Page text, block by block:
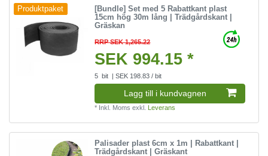
Produktpaket
[Bundle] Set med 5 Rabattkant plast
15cm hög 30m lång | Trädgårdskant |
Gräskan
RRP SEK 1,265.22
SEK 994.15 *
5 bit | SEK 198.83 / bit
Lagg till i kundvagnen
* Inkl. Moms exkl. Leverans
Palisader plast 6cm x 1m | Rabattkant |
Trädgårdskant | Gräskant